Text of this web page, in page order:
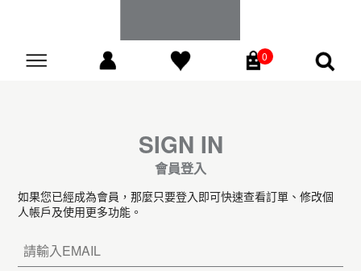
0
SIGN IN
會員登入
如果您已經成為會員，那麼只要登入即可快速查看訂單、修改個
人帳戶及使用更多功能。